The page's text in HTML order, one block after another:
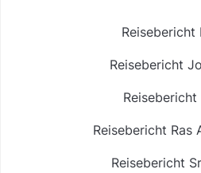
Reisebericht
Reisebericht
Reisebericht
Reisebericht Ras
Reisebericht